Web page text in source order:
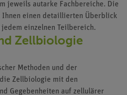
jeweils autarke Fachbereiche. Die
einen detaillierten Überblick
einzelnen Teilbereich.
Zellbiologie
Methoden und der
Zellbiologie mit den
Gegebenheiten auf zellulärer